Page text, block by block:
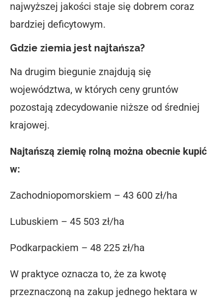
najwyższej jakości staje się dobrem coraz
bardziej deficytowym.
Gdzie ziemia jest najtańsza?
Na drugim biegunie znajdują się
województwa, w których ceny gruntów
pozostają zdecydowanie niższe od średniej
krajowej.
Najtańszą ziemię rolną można obecnie kupić
w:
Zachodniopomorskiem – 43 600 zł/ha
Lubuskiem – 45 503 zł/ha
Podkarpackiem – 48 225 zł/ha
W praktyce oznacza to, że za kwotę
przeznaczoną na zakup jednego hektara w